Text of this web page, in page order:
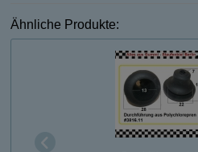
Ähnliche Produkte: